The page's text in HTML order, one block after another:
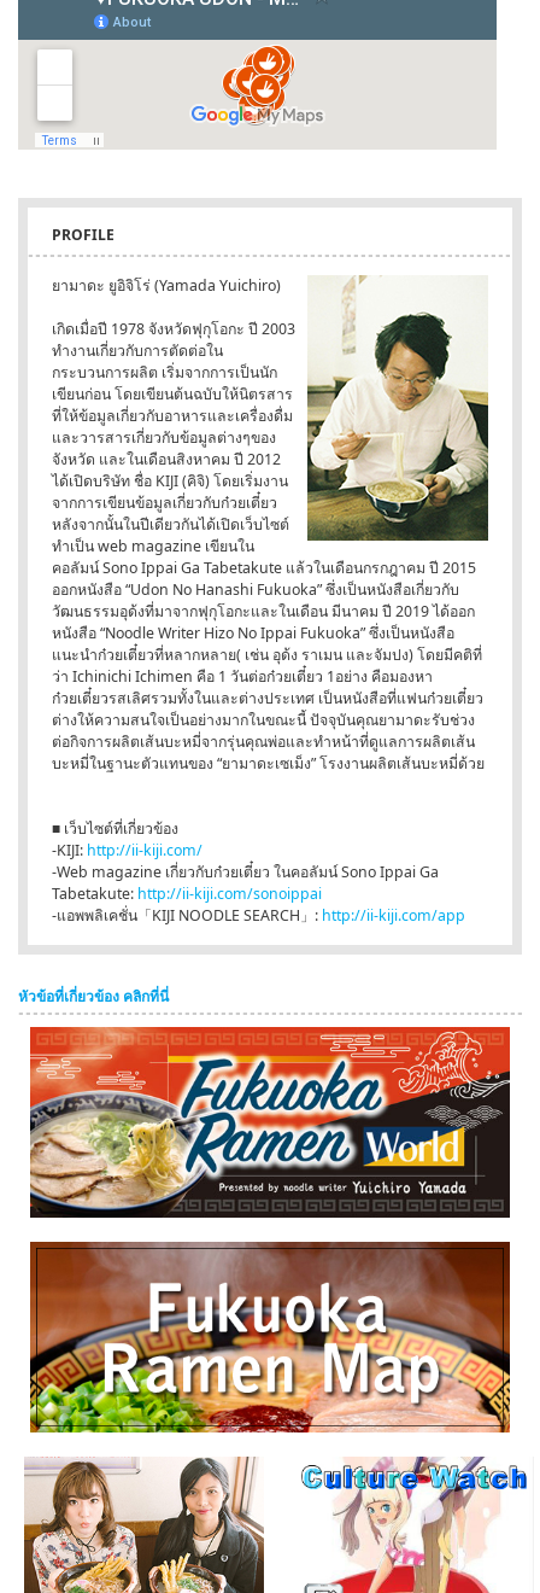
PROFILE
ยามาดะ ยูอิจิโร่ (Yamada Yuichiro)
เกิดเมื่อปี 1978 จังหวัดฟุกุโอกะ ปี 2003
ทำงานเกี่ยวกับการตัดต่อใน
กระบวนการผลิต เริ่มจากการเป็นนัก
เขียนก่อน โดยเขียนต้นฉบับให้นิตรสาร
ที่ให้ข้อมูลเกี่ยวกับอาหารและเครื่องดื่ม
และวารสารเกี่ยวกับข้อมูลต่างๆของ
จังหวัด และในเดือนสิงหาคม ปี 2012
ได้เปิดบริษัท ชื่อ KIJI (คิจิ) โดยเริ่มงาน
จากการเขียนข้อมูลเกี่ยวกับก๋วยเตี๋ยว
หลังจากนั้นในปีเดียวกันได้เปิดเว็บไซต์
ทำเป็น web magazine เขียนใน
คอลัมน์ Sono Ippai Ga Tabetakute แล้วในเดือนกรกฎาคม ปี 2015
ออกหนังสือ “Udon No Hanashi Fukuoka” ซึ่งเป็นหนังสือเกี่ยวกับ
วัฒนธรรมอุด้งที่มาจากฟุกุโอกะและในเดือน มีนาคม ปี 2019 ได้ออก
หนังสือ “Noodle Writer Hizo No Ippai Fukuoka” ซึ่งเป็นหนังสือ
แนะนำก๋วยเตี๋ยวที่หลากหลาย( เช่น อุด้ง ราเมน และจัมปง) โดยมีคติที่
ว่า Ichinichi Ichimen คือ 1 วันต่อก๋วยเตี๋ยว 1อย่าง คือมองหา
ก๋วยเตี๋ยวรสเลิศรวมทั้งในและต่างประเทศ เป็นหนังสือที่แฟนก๋วยเตี๋ยว
ต่างให้ความสนใจเป็นอย่างมากในขณะนี้ ปัจจุบันคุณยามาดะรับช่วง
ต่อกิจการผลิตเส้นบะหมี่จากรุ่นคุณพ่อและทำหน้าที่ดูแลการผลิตเส้น
บะหมี่ในฐานะตัวแทนของ “ยามาดะเซเม็ง” โรงงานผลิตเส้นบะหมี่ด้วย
■ เว็บไซต์ที่เกี่ยวข้อง
-KIJI: http://ii-kiji.com/
-Web magazine เกี่ยวกับก๋วยเตี๋ยว ในคอลัมน์ Sono Ippai Ga
Tabetakute: http://ii-kiji.com/sonoippai
-แอพพลิเคชั่น「KIJI NOODLE SEARCH」: http://ii-kiji.com/app
หัวข้อที่เกี่ยวข้อง คลิกที่นี่